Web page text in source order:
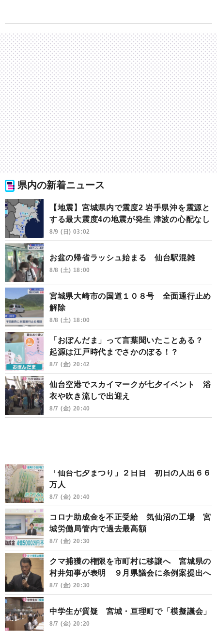
県内の新着ニュース
【地震】宮城県内で震度2 岩手県沖を震源と
する最大震度4の地震が発生 津波の心配なし
8/9 (日) 03:02
お盆の帰省ラッシュ始まる 仙台駅混雑
8/8 (土) 18:00
宮城県大崎市の国道１０８号 全面通行止め
解除
8/8 (土) 18:00
「おぼんだま」って言葉聞いたことある？
起源は江戸時代までさかのぼる！？
8/7 (金) 20:42
仙台空港でスカイマークが七夕イベント 浴
衣や吹き流しで出迎え
8/7 (金) 20:40
「仙台七夕まつり」２日目 初日の人出６６
万人
8/7 (金) 20:40
コロナ助成金を不正受給 気仙沼の工場 宮
城労働局管内で過去最高額
8/7 (金) 20:30
クマ捕獲の権限を市町村に移譲へ 宮城県の
村井知事が表明 ９月県議会に条例案提出へ
8/7 (金) 20:30
中学生が質疑 宮城・亘理町で「模擬議会」
8/7 (金) 20:20